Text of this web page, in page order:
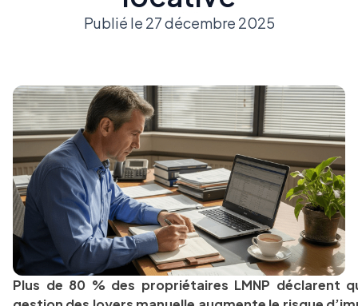
Publié le 27 décembre 2025
Plus de 80 % des propriétaires LMNP déclarent